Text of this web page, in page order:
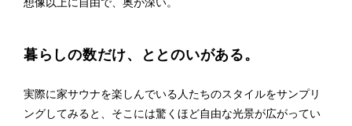
暮らしの数だけ、ととのいがある。
実際に家サウナを楽しんでいる人たちのスタイルをサンプリ
ングしてみると、そこには驚くほど自由な光景が広がってい